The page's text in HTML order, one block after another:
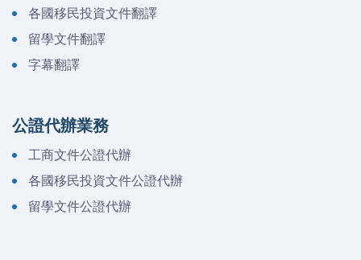
各國移民投資文件翻譯
留學文件翻譯
字幕翻譯
公證代辦業務
工商文件公證代辦
各國移民投資文件公證代辦
留學文件公證代辦